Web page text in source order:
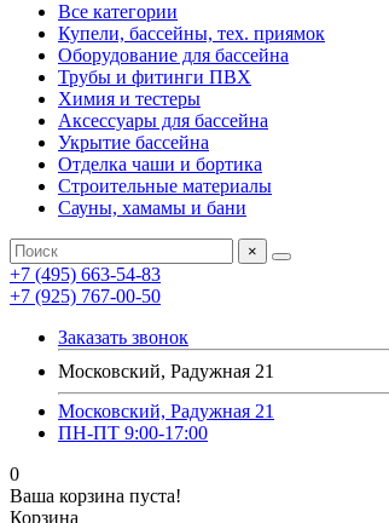
Все категории
Купели, бассейны, тех. приямок
Оборудование для бассейна
Трубы и фитинги ПВХ
Химия и тестеры
Аксессуары для бассейна
Укрытие бассейна
Отделка чаши и бортика
Строительные материалы
Сауны, хамамы и бани
×
+7 (495) 663-54-83
+7 (925) 767-00-50
Заказать звонок
Московский, Радужная 21
Московский, Радужная 21
ПН-ПТ 9:00-17:00
0
Ваша корзина пуста!
Корзина